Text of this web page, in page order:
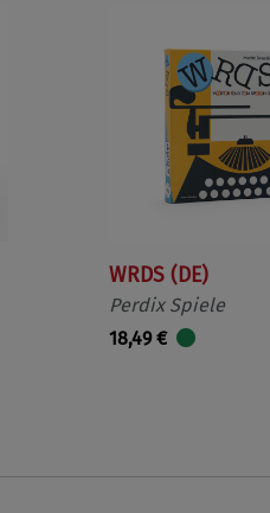
WRDS (DE)
Perdix Spiele
18,49 €